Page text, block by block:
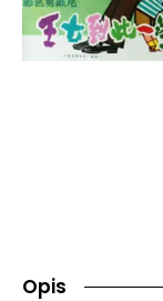
Opis